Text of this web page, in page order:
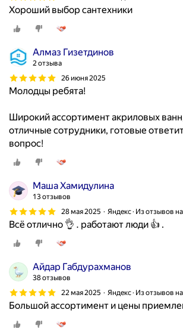
Хороший выбор сантехники
Алмаз Гизетдинов
2 отзыва
26 июня 2025
Молодцы ребята!
Широкий ассортимент акриловых
отличные сотрудники, готовые
вопрос!
Маша Хамидулина
13 отзывов
28 мая 2025
Яндекс · Из отзывов
Всё отлично 👌 . работают люди 👍 .
Айдар Габдурахманов
38 отзывов
22 мая 2025
Яндекс · Из отзывов
Большой ассортимент и цены